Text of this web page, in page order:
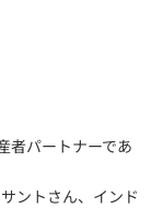
者パートナーであ
ントさん、インド